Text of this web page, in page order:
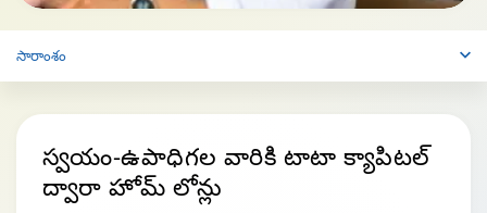
సారాంశం
స్వయం-ఉపాధిగల వారికి టాటా క్యాపిటల్
ద్వారా హోమ్ లోన్లు